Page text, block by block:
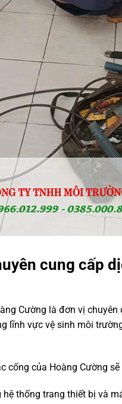
cung cấp
Cường là đơn vị
lĩnh vực vệ sinh môi
cống của Hoàng Cường
thống trang thiết bị và